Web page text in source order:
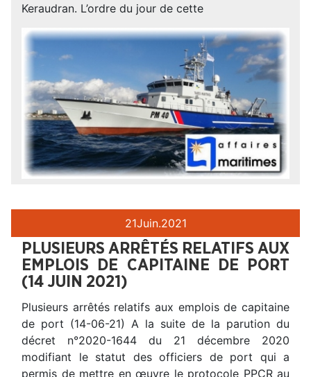
Keraudran. L’ordre du jour de cette
21Juin.2021
PLUSIEURS ARRÊTÉS RELATIFS AUX
EMPLOIS DE CAPITAINE DE PORT
(14 JUIN 2021)
Plusieurs arrêtés relatifs aux emplois de capitaine
de port (14-06-21) A la suite de la parution du
décret n°2020-1644 du 21 décembre 2020
modifiant le statut des officiers de port qui a
permis de mettre en œuvre le protocole PPCR au